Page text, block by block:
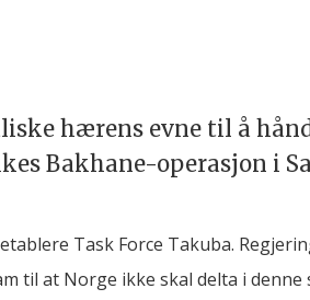
hærens evne til å
Bakhane-operasjon i
Task Force Takuba.
til at Norge ikke skal delta i denne